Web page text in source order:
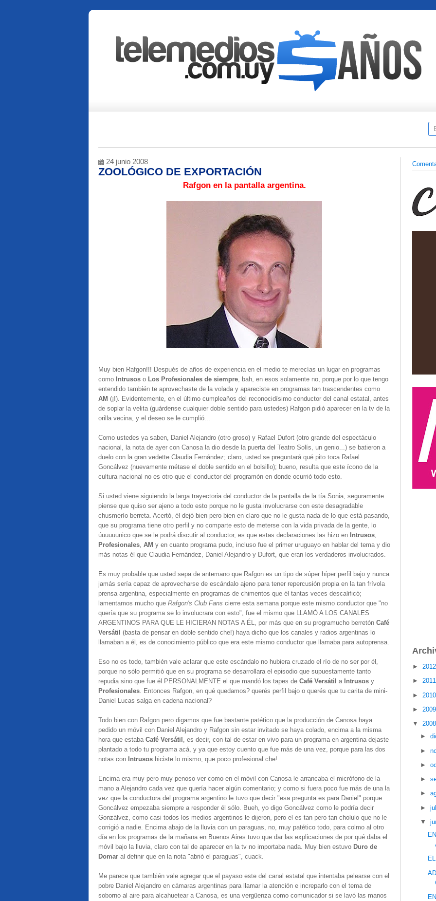
24 junio 2008
ZOOLÓGICO DE EXPORTACIÓN
Rafgon en la pantalla argentina.
Muy bien Rafgon!!! Después de años de experiencia en el medio te merecías un lugar en programas
como Intrusos o Los Profesionales de siempre, bah, en esos solamente no, porque por lo que tengo
entendido también te aprovechaste de la volada y apareciste en programas tan trascendentes como
AM (¡!). Evidentemente, en el último cumpleaños del reconocidísimo conductor del canal estatal, antes
de soplar la velita (guárdense cualquier doble sentido para ustedes) Rafgon pidió aparecer en la tv de la
orilla vecina, y el deseo se le cumplió...
Como ustedes ya saben, Daniel Alejandro (otro groso) y Rafael Dufort (otro grande del espectáculo
nacional, la nota de ayer con Canosa la dio desde la puerta del Teatro Solís, un genio...) se batieron a
duelo con la gran vedette Claudia Fernández; claro, usted se preguntará qué pito toca Rafael
Goncálvez (nuevamente métase el doble sentido en el bolsillo); bueno, resulta que este ícono de la
cultura nacional no es otro que el conductor del programón en donde ocurrió todo esto.
Si usted viene siguiendo la larga trayectoria del conductor de la pantalla de la tía Sonia, seguramente
piense que quiso ser ajeno a todo esto porque no le gusta involucrarse con este desagradable
chusmerío berreta. Acertó, él dejó bien pero bien en claro que no le gusta nada de lo que está pasando,
que su programa tiene otro perfil y no comparte esto de meterse con la vida privada de la gente, lo
úuuuuunico que se le podrá discutir al conductor, es que estas declaraciones las hizo en Intrusos,
Profesionales, AM y en cuanto programa pudo, incluso fue el primer uruguayo en hablar del tema y dio
más notas él que Claudia Fernández, Daniel Alejandro y Dufort, que eran los verdaderos involucrados.
Es muy probable que usted sepa de antemano que Rafgon es un tipo de súper híper perfil bajo y nunca
jamás sería capaz de aprovecharse de escándalo ajeno para tener repercusión propia en la tan frívola
prensa argentina, especialmente en programas de chimentos que él tantas veces descalificó;
lamentamos mucho que Rafgon's Club Fans cierre esta semana porque este mismo conductor que "no
quería que su programa se lo involucrara con esto", fue el mismo que LLAMÓ A LOS CANALES
ARGENTINOS PARA QUE LE HICIERAN NOTAS A ÉL, por más que en su programucho berretón Café
Versátil (basta de pensar en doble sentido che!) haya dicho que los canales y radios argentinas lo
llamaban a él, es de conocimiento público que era este mismo conductor que llamaba para autoprensa.
Eso no es todo, también vale aclarar que este escándalo no hubiera cruzado el río de no ser por él,
porque no sólo permitió que en su programa se desarrollara el episodio que supuestamente tanto
repudia sino que fue él PERSONALMENTE el que mandó los tapes de Café Versátil a Intrusos y
Profesionales. Entonces Rafgon, en qué quedamos? querés perfil bajo o querés que tu carita de mini-
Daniel Lucas salga en cadena nacional?
Todo bien con Rafgon pero digamos que fue bastante patético que la producción de Canosa haya
pedido un móvil con Daniel Alejandro y Rafgon sin estar invitado se haya colado, encima a la misma
hora que estaba Café Versátil , es decir, con tal de estar en vivo para un programa en argentina dejaste
plantado a todo tu programa acá, y ya que estoy cuento que fue más de una vez, porque para las dos
notas con Intrusos hiciste lo mismo, que poco profesional che!
Encima era muy pero muy penoso ver como en el móvil con Canosa le arrancaba el micrófono de la
mano a Alejandro cada vez que quería hacer algún comentario; y como si fuera poco fue más de una la
vez que la conductora del programa argentino le tuvo que decir "esa pregunta es para Daniel" porque
Goncálvez empezaba siempre a responder él sólo. Bueh, yo digo Goncálvez como le podría decir
Gonzálvez, como casi todos los medios argentinos le dijeron, pero el es tan pero tan cholulo que no le
corrigió a nadie. Encima abajo de la lluvia con un paraguas, no, muy patético todo, para colmo al otro
día en los programas de la mañana en Buenos Aires tuvo que dar las explicaciones de por qué daba el
móvil bajo la lluvia, claro con tal de aparecer en la tv no importaba nada. Muy bien estuvo Duro de
Domar al definir que en la nota "abrió el paraguas", cuack.
Me parece que también vale agregar que el payaso este del canal estatal que intentaba pelearse con el
pobre Daniel Alejandro en cámaras argentinas para llamar la atención e increparlo con el tema de
soborno al aire para alcahuetear a Canosa, es una vergüenza como comunicador si se lavó las manos
►
►
►
►
▼
►
►
►
►
►
►
▼